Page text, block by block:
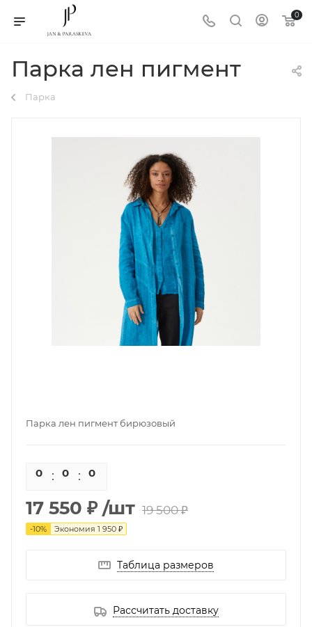
0
Парка лен пигмент
Парка
Парка лен пигмент бирюзовый
0 0 0
17 550 ₽ /шт 19 500 ₽
-10% Экономия 1 950 ₽
Таблица размеров
Рассчитать доставку